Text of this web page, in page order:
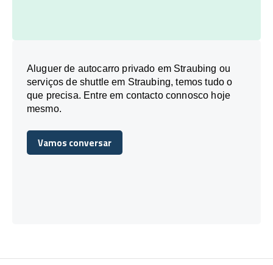
Aluguer de autocarro privado em Straubing ou
serviços de shuttle em Straubing, temos tudo o
que precisa. Entre em contacto connosco hoje
mesmo.
Vamos conversar
Vamos conversar